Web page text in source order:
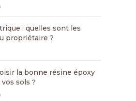
: quelles sont les
propriétaire ?
la bonne résine époxy
sols ?